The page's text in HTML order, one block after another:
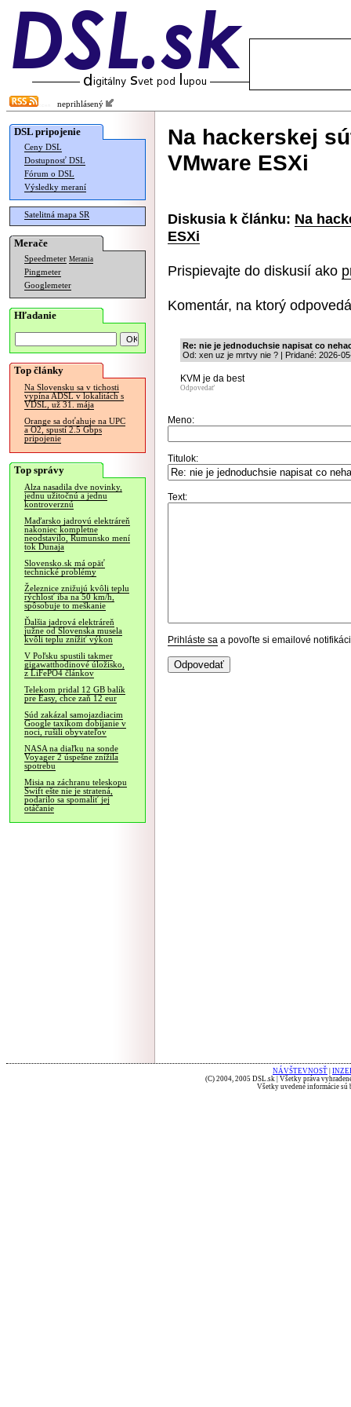
neprihlásený
DSL pripojenie
Ceny DSL
Dostupnosť DSL
Fórum o DSL
Výsledky meraní
Satelitná mapa SR
Merače
Speedmeter Merania
Pingmeter
Googlemeter
Hľadanie
Top články
Na Slovensku sa v tichosti
vypína ADSL v lokalitách s
VDSL, už 31. mája
Orange sa doťahuje na UPC
a O2, spustí 2.5 Gbps
pripojenie
Top správy
Alza nasadila dve novinky,
jednu užitočnú a jednu
kontroverznú
Maďarsko jadrovú elektráreň
nakoniec kompletne
neodstavilo, Rumunsko mení
tok Dunaja
Slovensko.sk má opäť
technické problémy
Železnice znižujú kvôli teplu
rýchlosť iba na 50 km/h,
spôsobuje to meškanie
Ďalšia jadrová elektráreň
južne od Slovenska musela
kvôli teplu znížiť výkon
V Poľsku spustili takmer
gigawatthodinové úložisko,
z LiFePO4 článkov
Telekom pridal 12 GB balík
pre Easy, chce zaň 12 eur
Súd zakázal samojazdiacim
Google taxíkom dobíjanie v
noci, rušili obyvateľov
NASA na diaľku na sonde
Voyager 2 úspešne znížila
spotrebu
Misia na záchranu teleskopu
Swift ešte nie je stratená,
podarilo sa spomaliť jej
otáčanie
Na hackerskej
VMware ESXi
Diskusia k článku: Na
ESXi
Prispievajte do diskusií ako
Komentár, na ktorý
Re: nie je jednoduchsie napisat co
Od: xen uz je mrtvy nie ? | Pridané: 2026-
KVM je da best
Odpovedať
Meno:
Titulok:
Text:
Prihláste sa a povoľte si emailové
NÁVŠTEVNOSŤ
(C) 2004, 2005 DSL.sk | Všetky práva
Všetky uvedené informácie sú